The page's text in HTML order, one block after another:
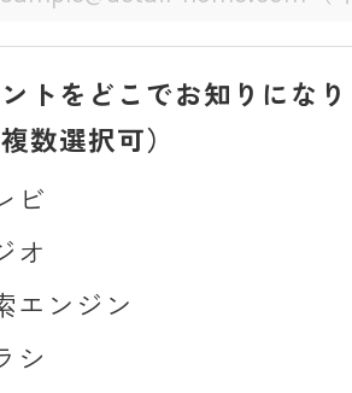
トをどこでお知りにな
数選択可）
ビ
オ
エンジン
シ